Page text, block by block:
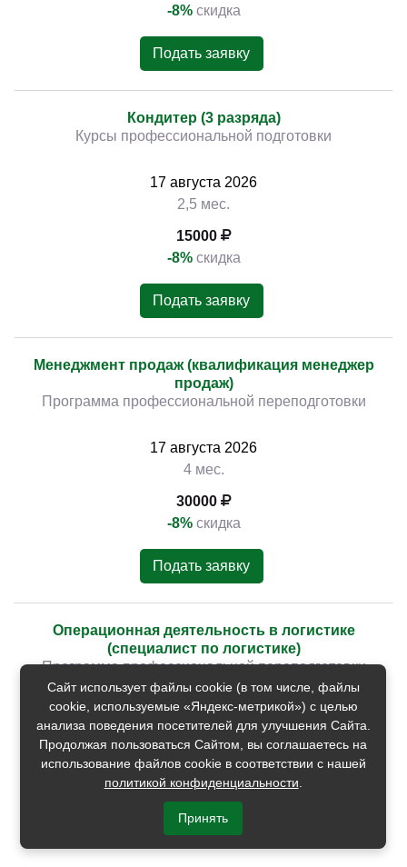
-8% скидка
Подать заявку
Кондитер (3 разряда)
Курсы профессиональной подготовки
17 августа 2026
2,5 мес.
15000
-8% скидка
Подать заявку
Менеджмент продаж (квалификация менеджер
продаж)
Программа профессиональной переподготовки
17 августа 2026
4 мес.
30000
-8% скидка
Подать заявку
Операционная деятельность в логистике
(специалист по логистике)
Программа профессиональной переподготовки
17 августа 2026
263 часа
30000
-8%скидка
Подать заявку
Сайт использует файлы cookie (в том числе, файлы
cookie, используемые «Яндекс-метрикой») с целью
анализа поведения посетителей для улучшения Сайта.
Продолжая пользоваться Сайтом, вы соглашаетесь на
использование файлов cookie в соответствии с нашей
политикой конфиденциальности
Принять